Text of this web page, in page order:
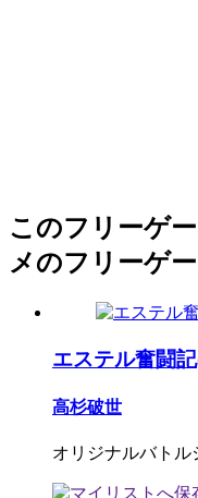
このフリーゲ
メのフリーゲ
エステル奮闘
高杉破世
オリジナルバトル